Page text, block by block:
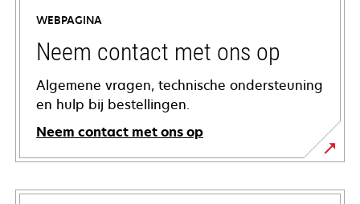
WEBPAGINA
Neem contact met ons op
Algemene vragen, technische ondersteuning
en hulp bij bestellingen.
Neem contact met ons op